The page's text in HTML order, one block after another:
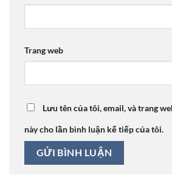
Trang web
Lưu tên của tôi, email, và trang
này cho lần bình luận kế tiếp của tôi.